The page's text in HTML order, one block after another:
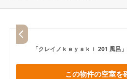
「クレイノｋｅｙａｋｉ 201 風呂」
この物件の空室を